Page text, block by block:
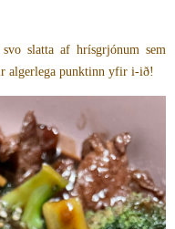
slatta af hrísgrjónum sem
algerlega punktinn yfir i-ið!